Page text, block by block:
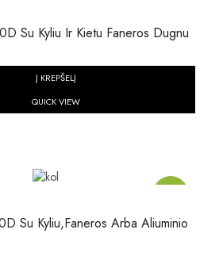
Su Kyliu Ir Kietu Faneros Dugnu
Į KREPŠELĮ
QUICK VIEW
Su Kyliu,faneros Arba Aliuminio